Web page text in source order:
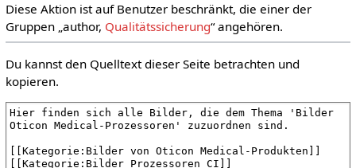
Diese Aktion ist auf Benutzer beschränkt, die einer der
Gruppen „author, Qualitätssicherung“ angehören.
Du kannst den Quelltext dieser Seite betrachten und
kopieren.